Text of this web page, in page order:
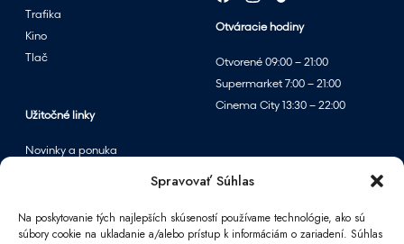
Spravovať Súhlas
Na poskytovanie tých najlepších skúseností používame technológie, ako sú
súbory cookie na ukladanie a/alebo prístup k informáciám o zariadení. Súhlas
Otváracie hodiny
Otvorené 09:00 – 21:00
Supermarket 7:00 – 21:00
Cinema City 13:30 – 22:00
Trafika
Kino
Tlač
Užitočné linky
Novinky a ponuka